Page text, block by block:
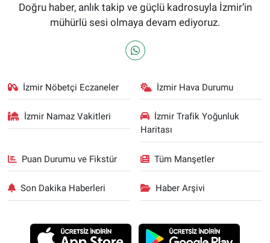
Doğru haber, anlık takip ve güçlü kadrosuyla İzmir’in
mühürlü sesi olmaya devam ediyoruz.
İzmir Nöbetçi Eczaneler İzmir Hava Durumu
İzmir Namaz Vakitleri
İzmir Trafik Yoğunluk
Haritası
Puan Durumu ve Fikstür Tüm Manşetler
Son Dakika Haberleri Haber Arşivi